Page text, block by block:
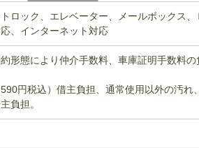
ロック、エレベーター、メールボックス、
、インターネット対応
形態により仲介手数料、車庫証明手数料の
円税込）借主負担、通常使用以外の汚れ
負担。